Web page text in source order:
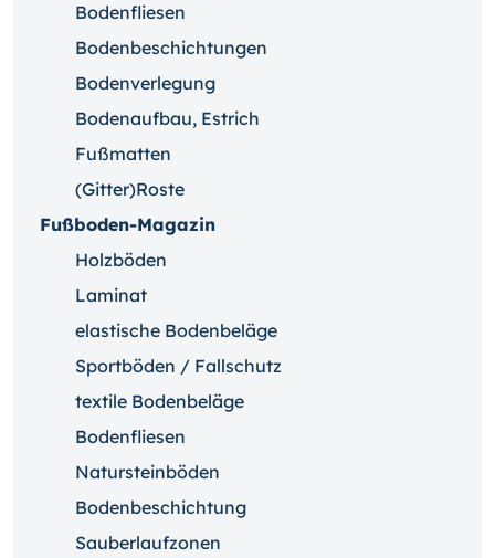
Bodenfliesen
Bodenbeschichtungen
Bodenverlegung
Bodenaufbau, Estrich
Fußmatten
(Gitter)Roste
Fußboden-Magazin
Holzböden
Laminat
elastische Bodenbeläge
Sportböden / Fallschutz
textile Bodenbeläge
Bodenfliesen
Natursteinböden
Bodenbeschichtung
Sauberlaufzonen